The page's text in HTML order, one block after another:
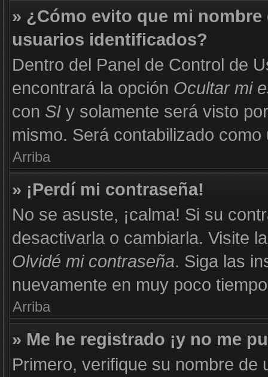
» ¿Cómo evito que mi
usuarios identificados?
Dentro del Panel de Control de
encontrará la opción Ocultar mi
con SI y solamente será visto
mismo. Será contabilizado
Arriba
» ¡Perdí mi contraseña!
No se asuste, ¡calma! Si su
desactivarla o cambiarla. Visite
Olvidé mi contraseña. Siga las
nuevamente en muy poco
Arriba
» Me he registrado ¡y no me
Primero, verifique su nombre